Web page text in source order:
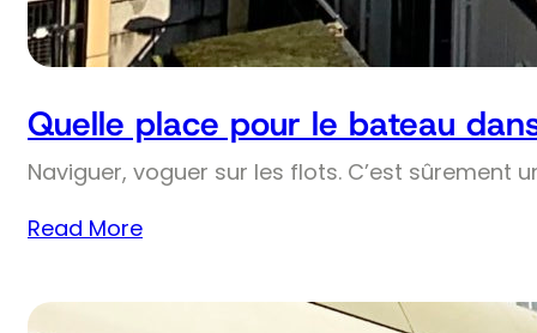
Quelle place pour le bateau
Naviguer, voguer sur les flots. C’est sûrement
Read More